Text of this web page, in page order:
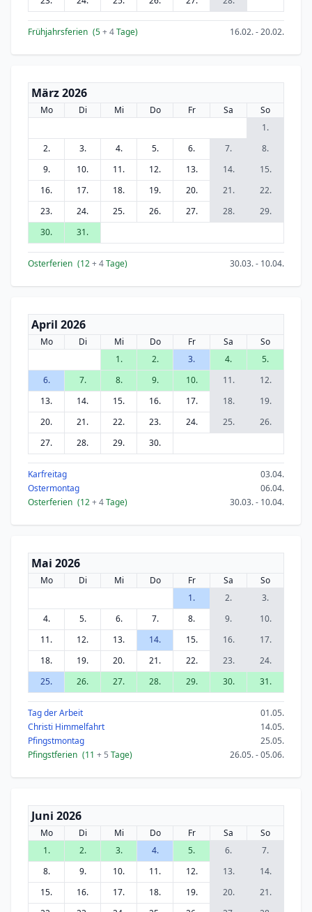
Frühjahrsferien (5+ 4Tage) 16.02. - 20.02.
März 2026
Mo Di Mi Do Fr Sa
So
1.
2.
3. 4. 5. 6. 7.
8.
9.
10. 11. 12. 13. 14.
15.
16.
17. 18. 19. 20. 21.
22.
23.
24. 25. 26. 27. 28.
29.
30.
31.
Osterferien (12+ 4Tage) 30.03. - 10.04.
April 2026
Mo Di Mi Do Fr Sa
So
1.
2. 3. 4.
5.
6.
7. 8. 9. 10. 11.
12.
13.
14. 15. 16. 17. 18.
19.
20.
21. 22. 23. 24. 25.
26.
27.
28. 29. 30.
Karfreitag
03.04.
Ostermontag
06.04.
Osterferien (12+ 4Tage) 30.03. - 10.04.
Mai 2026
Mo Di Mi Do Fr Sa
So
1.
2.
3.
4.
5. 6. 7. 8. 9.
10.
11.
12. 13. 14. 15. 16.
17.
18.
19. 20. 21. 22. 23.
24.
25.
26. 27. 28. 29. 30. 31.
Tag der Arbeit
01.05.
Christi Himmelfahrt
14.05.
Pfingstmontag
25.05.
Pfingstferien (11 + 5 Tage) 26.05. - 05.06.
Juni 2026
Mo Di Mi Do Fr Sa
So
1.
2. 3. 4. 5. 6.
7.
8.
9. 10. 11. 12. 13.
14.
15.
16. 17. 18. 19. 20.
21.